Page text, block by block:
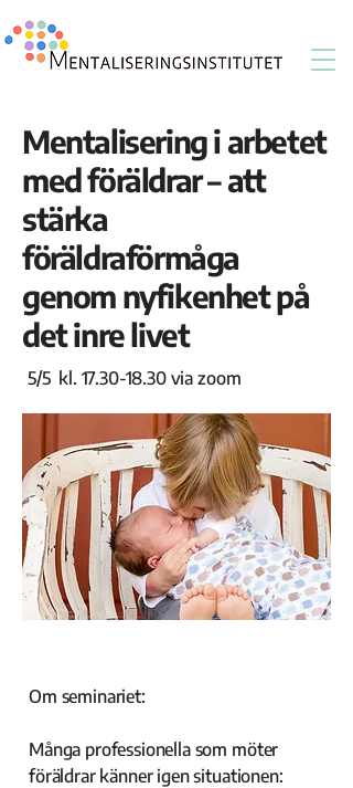
Mentalisering i arbetet
med föräldrar – att
stärka
föräldraförmåga
genom nyfikenhet på
det inre livet
5/5 kl. 17.30-18.30via zoom
Om seminariet:
Många professionella som möter
föräldrar känner igen situationen: